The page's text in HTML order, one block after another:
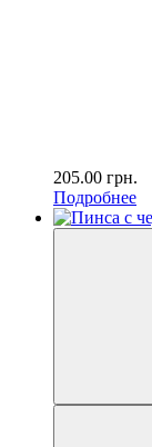
205.00 грн.
Подробнее